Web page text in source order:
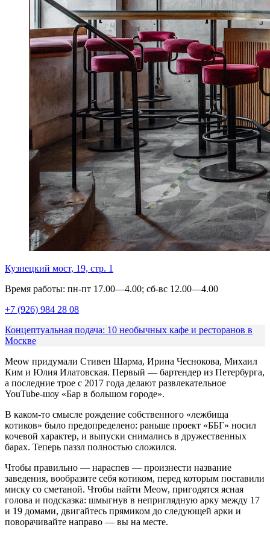
Кузнецкий мост, 19, стр. 1
Время работы: пн-пт 17.00—4.00; сб-вс 12.00—4.00
+7 (926) 984 28 08
Концептуальная подача: 10 необычных кафе и ресторанов в
Москве
Meow придумали Стивен Шарма, Ирина Чеснокова, Михаил
Ким и Юлия Илатовская. Первый — бартендер из Петербурга,
а последние трое с 2017 года делают развлекательное
YouTube-шоу «Бар в большом городе».
В каком-то смысле рождение собственного «лежбища
котиков» было предопределено: раньше проект «ББГ» носил
кочевой характер, и выпуски снимались в дружественных
барах. Теперь паззл полностью сложился.
Чтобы правильно — нараспев — произнести название
заведения, вообразите себя котиком, перед которым поставили
миску со сметаной. Чтобы найти Meow, пригодятся ясная
голова и подсказка: шмыгнув в неприглядную арку между 17
и 19 домами, двигайтесь прямиком до следующей арки и
поворачивайте направо — вы на месте.